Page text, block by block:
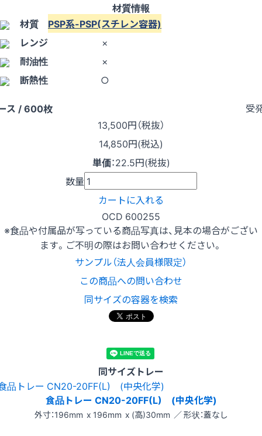
材質情報
材質 PSP系-PSP(スチレン容器)
レンジ
×
耐油性
×
断熱性
○
ス / 600枚
受
13,500円（税抜）
14,850円(税込)
単価：22.5円(税抜)
数量
カートに入れる
OCD 600255
※食品や付属品が写っている商品写真は、見本の場合がござい
ます。ご不明の際はお問い合わせください。
サンプル（法人会員様限定）
この商品への問い合わせ
同サイズの容器を検索
同サイズトレー
食品トレー CN20-20FF(L) (中央化学)
外寸：196mm x 196mm x (高)30mm ／ 形状：蓋なし